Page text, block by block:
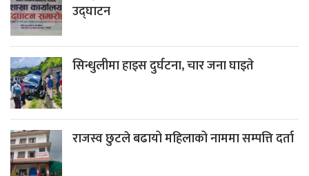
उद्घाटन
सिन्धुलीमा हाइस दुर्घटना, चार जना घाइते
राजस्व छुटले बढायो महिलाको नाममा सम्पत्ति दर्ता